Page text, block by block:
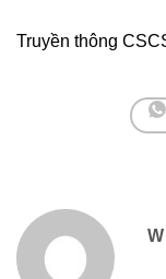
Truyền thông